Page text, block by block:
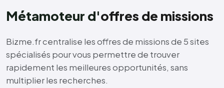
Métamoteur d'offres de missions
Bizme.fr centralise les offres de missions de 5 sites
spécialisés pour vous permettre de trouver
rapidement les meilleures opportunités, sans
multiplier les recherches.